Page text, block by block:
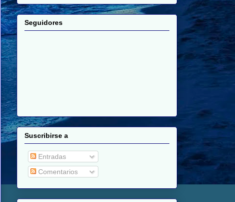
Seguidores
Suscribirse a
Entradas
Comentarios